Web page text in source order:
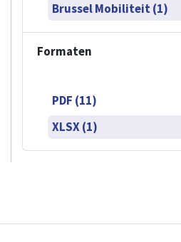
Brussel Mobiliteit (1)
Formaten
PDF (11)
XLSX (1)